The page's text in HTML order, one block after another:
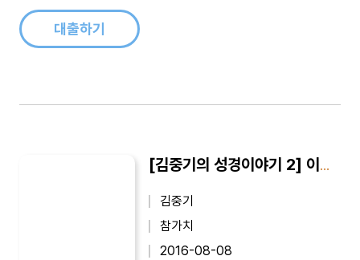
것을 먼저 생각..
대출하기
[김중기의 성경이야기 2] 이대로 주저앉을 수는 없다 : 나 같은 사람도 변할 수 있는가
김중기
참가치
2016-08-08